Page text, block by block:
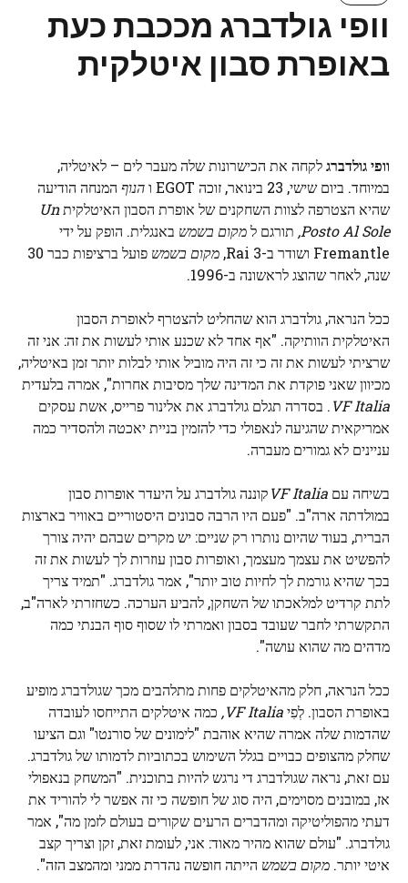
וופי גולדברג מככבת כעת
באופרת סבון איטלקית
וופי גולדברגלקחה את הכישרונות שלה מעבר לים – לאיטליה,
במיוחד. ביום שישי, 23 בינואר, זוכה EGOT ו
הנוף המנחה הודיעה
שהיא הצטרפה לצוות השחקנים של אופרת הסבון האיטלקיתUn
Posto Al Sole, תורגם למקום בשמש באנגלית. הופק על ידי
Fremantle ושודר ב-Rai 3,
מקום בשמש
פועל ברציפות כבר 30
שנה, לאחר שהוצג לראשונה ב-1996.
ככל הנראה, גולדברג הוא שהחליט להצטרף לאופרת הסבון
האיטלקית הוותיקה. "אף אחד לא שכנע אותי לעשות את זה: אני זה
שרציתי לעשות את זה כי זה היה מוביל אותי לבלות יותר זמן באיטליה,
מכיוון שאני פוקדת את המדינה שלך מסיבות אחרות", אמרה בלעדית
VF Italia. בסדרה תגלם גולדברג את אלינור פרייס, אשת עסקים
אמריקאית שהגיעה לנאפולי כדי להזמין בניית יאכטה ולהסדיר כמה
עניינים לא גמורים מעברה.
בשיחה עם VF Italiaקוננה גולדברג על היעדר אופרות סבון
במולדתה ארה"ב. "פעם היו הרבה סבונים היסטוריים באוויר בארצות
הברית, בעוד שהיום נותרו רק שניים: יש מקרים שבהם יהיה צורך
להפשיט את עצמך מעצמך, ואופרות סבון עוזרות לך לעשות את זה
בכך שהיא גורמת לך לחיות טוב יותר", אמר גולדברג. "תמיד צריך
לתת קרדיט למלאכתו של השחקן, להביע הערכה. כשחזרתי לארה"ב,
התקשרתי לחבר שעובד בסבון ואמרתי לו שסוף סוף הבנתי כמה
מדהים מה שהוא עושה".
ככל הנראה, חלק מהאיטלקים פחות מתלהבים מכך שגולדברג מופיע
באופרת הסבון. לְפִיVF Italia
, כמה איטלקים התייחסו לעובדה
שהדמות שלה אמרה שהיא אוהבת "לימונים של סורנטו" וגם הציעו
שחלק מהצופים כבויים בגלל השימוש בכתוביות לדמותו של גולדברג.
עם זאת, נראה שגולדברג די נרגש להיות בתוכנית. "המשחק בנאפולי
אז, במובנים מסוימים, היה סוג של חופשה כי זה אפשר לי להוריד את
דעתי מהפוליטיקה ומהדברים הרעים שקורים בעולם לזמן מה", אמר
גולדברג. "עולם שהוא מהיר מאוד: אני, לעומת זאת, זקן וצריך קצב
איטי יותר. מקום בשמש הייתה חופשה נהדרת ממני ומהמצב הזה".